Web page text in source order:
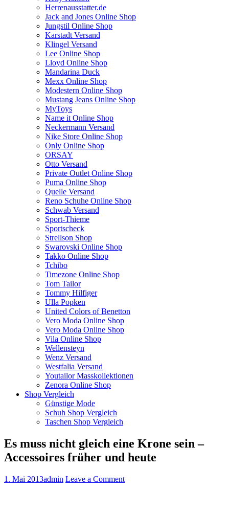
Herrenausstatter.de
Jack and Jones Online Shop
Jungstil Online Shop
Karstadt Versand
Klingel Versand
Lee Online Shop
Lloyd Online Shop
Mandarina Duck
Mexx Online Shop
Modestern Online Shop
Mustang Jeans Online Shop
MyToys
Name it Online Shop
Neckermann Versand
Nike Store Online Shop
Only Online Shop
ORSAY
Otto Versand
Private Outlet Online Shop
Puma Online Shop
Quelle Versand
Reno Schuhe Online Shop
Schwab Versand
Sport-Thieme
Sportscheck
Strellson Shop
Swarovski Online Shop
Takko Online Shop
Tchibo
Timezone Online Shop
Tom Tailor
Tommy Hilfiger
Ulla Popken
United Colors of Benetton
Vero Moda Online Shop
Vero Moda Online Shop
Vila Online Shop
Wellensteyn
Wenz Versand
Westfalia Versand
Youtailor Masskollektionen
Zenora Online Shop
Shop Vergleich
Günstige Mode
Schuh Shop Vergleich
Taschen Shop Vergleich
Es muss nicht gleich eine Krone sein –
Accessoires früher und heute
1. Mai 2013admin Leave a Comment